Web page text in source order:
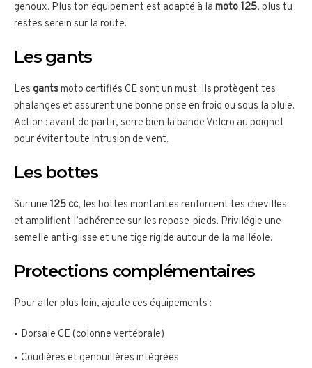
genoux. Plus ton équipement est adapté à la moto 125, plus tu
restes serein sur la route.
Les gants
Les gantsmoto certifiés CE sont un must. Ils protègent tes
phalanges et assurent une bonne prise en froid ou sous la pluie.
Action : avant de partir, serre bien la bande Velcro au poignet
pour éviter toute intrusion de vent.
Les bottes
Sur une 125 cc, les bottes montantes renforcent tes chevilles
et amplifient l’adhérence sur les repose-pieds. Privilégie une
semelle anti-glisse et une tige rigide autour de la malléole.
Protections complémentaires
Pour aller plus loin, ajoute ces équipements :
Dorsale CE (colonne vertébrale)
Coudières et genouillères intégrées